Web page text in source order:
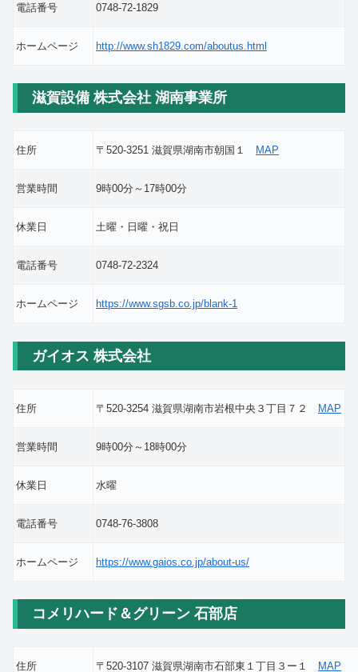
電話番号 0748-72-1829
ホームページ http://www.sh1829.com/aboutus.html
滋賀設備 株式会社 湖南事業所
住所 〒520-3251 滋賀県湖南市朝国１ MAP
営業時間 9時00分～17時00分
休業日 土曜・日曜・祝日
電話番号 0748-72-2324
ホームページ https://www.sgsb.co.jp/blank-1
ガイオス 株式会社
住所 〒520-3254 滋賀県湖南市岩根中央３丁目７２ MAP
営業時間 9時00分～18時00分
休業日 水曜
電話番号 0748-76-3808
ホームページ https://www.gaios.co.jp/about-us/
コメリハード＆グリーン 石部店
住所 〒520-3107 滋賀県湖南市石部東１丁目３ー１ MAP